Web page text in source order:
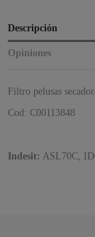
Descripción
Opiniones
Filtro pelusas
Cod: C00113848
Indesit: ASL70C,